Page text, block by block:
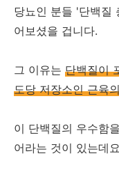
당뇨인 분들 '단백질
어보셨을 겁니다.
그 이유는 단백질이
도당 저장소인 근육
이 단백질의 우수함
어라는 것이 있는데